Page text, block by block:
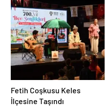
Yolları
Yeniliyor
Gece
Fetih Coşkusu Keles
İlçesine Taşındı